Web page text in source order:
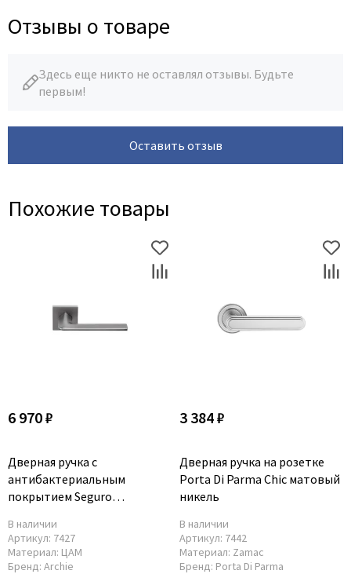
Отзывы о товаре
Здесь еще никто не оставлял отзывы. Будьте
первым!
Оставить отзыв
Похожие товары
6 970 ₽
Дверная ручка с
антибактериальным
покрытием Seguro
В наличии
Артикул: 7427
Материал: ЦАМ
Бренд: Archie
3 384 ₽
Дверная ручка на розетке
Porta Di Parma Chic матовый
никель
В наличии
Артикул: 7442
Материал: Zamac
Бренд: Porta Di Parma